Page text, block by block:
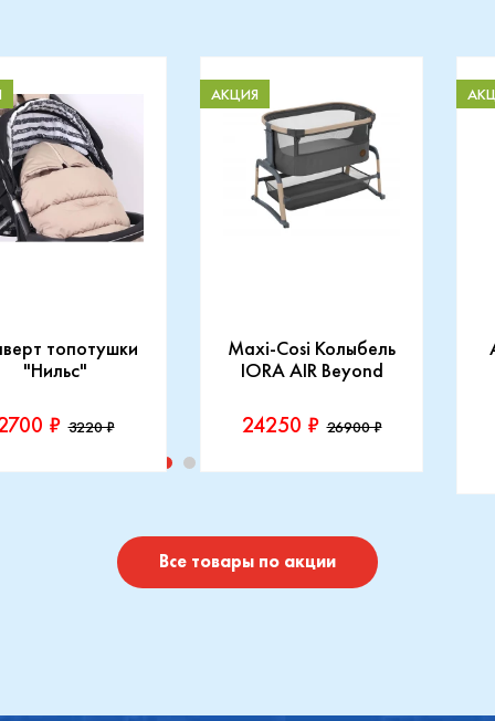
топотушки
"Нильс"
₽ 3220 ₽
Maxi-Cosi Колыбель
IORA AIR Beyond
АКЦИЯ
24250 ₽ 26900 ₽
Производитель::
Купить
Все товары по акции